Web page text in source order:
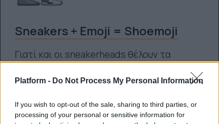
Platform - Do Not Process My Personal Information
If you wish to opt-out of the sale, sharing to third parties, or
processing of your personal or sensitive information for
Sneakers + Emoji = Shoemoji
Γιατί και οι sneakerheads θέλουν τα
21.04.2015